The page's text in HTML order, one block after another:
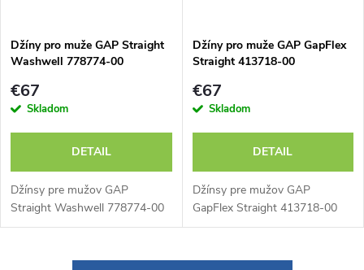
Džíny pro muže GAP Straight
Washwell 778774-00
€67
Skladom
DETAIL
Džínsy pre mužov GAP
Straight Washwell 778774-00
Džíny pro muže GAP GapFlex
Straight 413718-00
€67
Skladom
DETAIL
Džínsy pre mužov GAP
GapFlex Straight 413718-00